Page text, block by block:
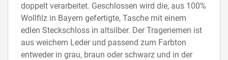
doppelt verarbeitet. Geschlossen wird die, aus 100%
Wollfilz in Bayern gefertigte, Tasche mit einem
edlen Steckschloss in altsilber. Der Trageriemen ist
aus weichem Leder und passend zum Farbton
entweder in grau, braun oder schwarz und in der